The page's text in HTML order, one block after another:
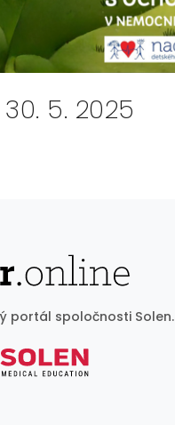
5. 2025
portál spoločnosti Solen.